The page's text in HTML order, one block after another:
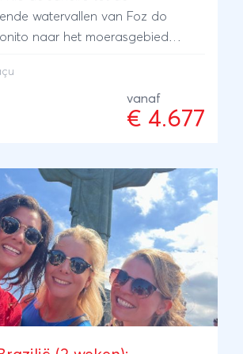
watervallen van Foz do
naar het moerasgebied
jouw reis af op het strand van
eiland Ilha Grande. Een reis vol
Portugese koloniale
vanaf
€ 4.677